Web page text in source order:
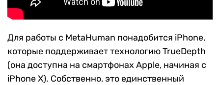
Для работы с MetaHuman понадобится iPhone,
которые поддерживает технологию TrueDepth
(она доступна на смартфонах Apple, начиная с
iPhone X). Собственно, это единственный